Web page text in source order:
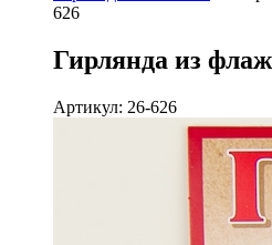
626
Гирлянда из
Артикул: 26-626